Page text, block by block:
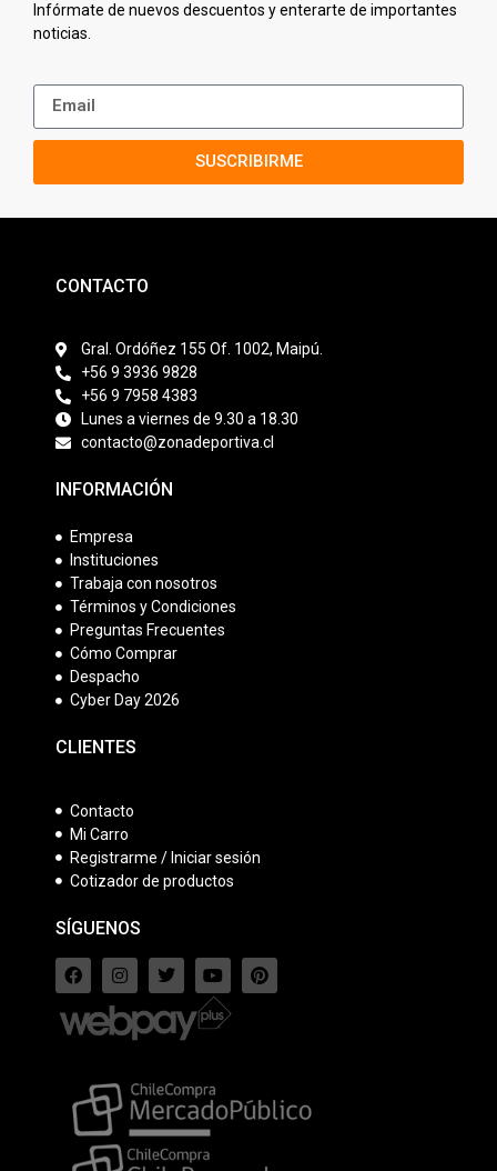
Infórmate de nuevos descuentos y enterarte de importantes
noticias.
SUSCRIBIRME
CONTACTO
Gral. Ordóñez 155 Of. 1002, Maipú.
+56 9 3936 9828
+56 9 7958 4383
Lunes a viernes de 9.30 a 18.30
contacto@zonadeportiva.cl
INFORMACIÓN
Empresa
Instituciones
Trabaja con nosotros
Términos y Condiciones
Preguntas Frecuentes
Cómo Comprar
Despacho
Cyber Day 2026
CLIENTES
Contacto
Mi Carro
Registrarme / Iniciar sesión
Cotizador de productos
SÍGUENOS